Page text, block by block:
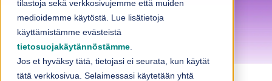
tilastoja sekä verkkosivujemme että muiden
medioidemme käytöstä. Lue lisätietoja
käyttämistämme evästeistä
tietosuojakäytännöstämme
Jos et hyväksy tätä, tietojasi ei seurata, kun käytät
tätä verkkosivua. Selaimessasi käytetään yhtä